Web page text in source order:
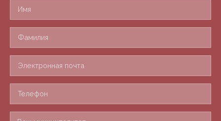
Имя
Фамилия
Электронная почта
Телефон